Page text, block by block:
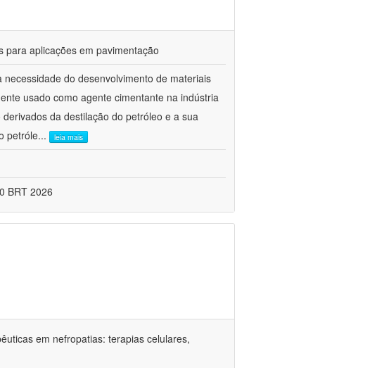
para aplicações em pavimentação
do desenvolvimento de materiais
usado como agente cimentante na indústria
da destilação do petróleo e a sua
petróle... leia mais
BRT 2026
em nefropatias: terapias celulares,